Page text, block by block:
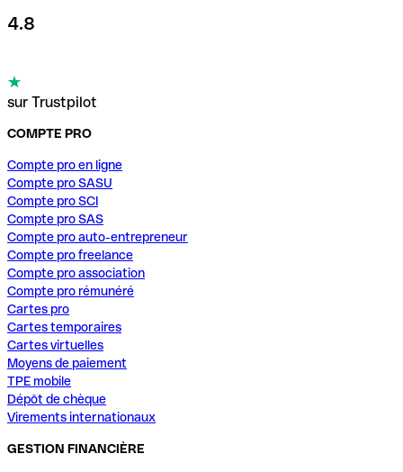
4.8
sur Trustpilot
COMPTE PRO
Compte pro en ligne
Compte pro SASU
Compte pro SCI
Compte pro SAS
Compte pro auto-entrepreneur
Compte pro freelance
Compte pro association
Compte pro rémunéré
Cartes pro
Cartes temporaires
Cartes virtuelles
Moyens de paiement
TPE mobile
Dépôt de chèque
Virements internationaux
GESTION FINANCIÈRE